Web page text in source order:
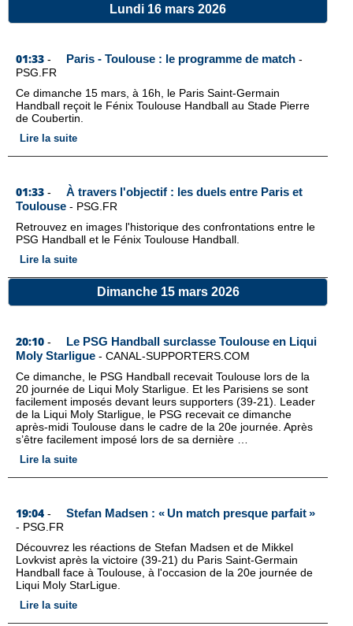
Lundi 16 mars 2026
01:33 - Paris - Toulouse : le programme de match -
PSG.FR
Ce dimanche 15 mars, à 16h, le Paris Saint-Germain
Handball reçoit le Fénix Toulouse Handball au Stade Pierre
de Coubertin.
Lire la suite
01:33 -
À travers l'objectif : les duels entre Paris et
Toulouse - PSG.FR
Retrouvez en images l'historique des confrontations entre le
PSG Handball et le Fénix Toulouse Handball.
Lire la suite
Dimanche 15 mars 2026
20:10 -
Le PSG Handball surclasse Toulouse en Liqui
Moly Starligue - CANAL-SUPPORTERS.COM
Ce dimanche, le PSG Handball recevait Toulouse lors de la
20 journée de Liqui Moly Starligue. Et les Parisiens se sont
facilement imposés devant leurs supporters (39-21). Leader
de la Liqui Moly Starligue, le PSG recevait ce dimanche
après-midi Toulouse dans le cadre de la 20e journée. Après
s’être facilement imposé lors de sa dernière …
Lire la suite
19:04 - Stefan Madsen : « Un match presque parfait »
- PSG.FR
Découvrez les réactions de Stefan Madsen et de Mikkel
Lovkvist après la victoire (39-21) du Paris Saint-Germain
Handball face à Toulouse, à l'occasion de la 20e journée de
Liqui Moly StarLigue.
Lire la suite